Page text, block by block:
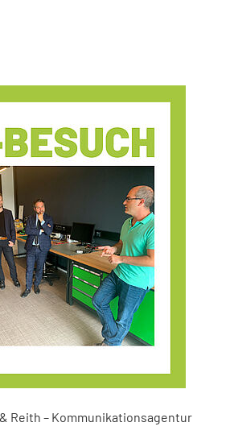
Reith – Kommunikationsagentur